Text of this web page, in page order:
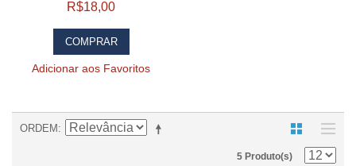
R$18,00
COMPRAR
Adicionar aos Favoritos
ORDEM
5 Produto(s)